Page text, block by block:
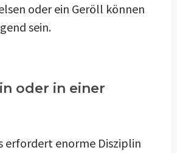
oder ein Geröll können
sein.
oder in einer
erfordert enorme Disziplin